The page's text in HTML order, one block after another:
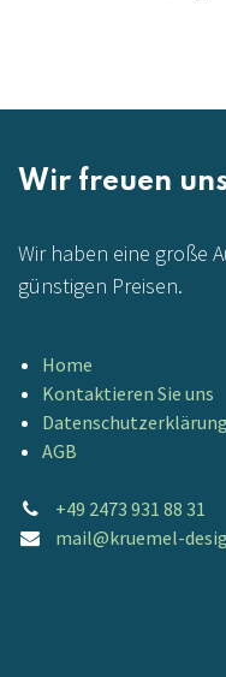
Wir freuen
Wir haben eine große
günstigen Preisen.
Home
Kontaktieren Sie uns
Datenschutzerklärung
AGB
+49 2473 931 88 31
mail@kruemel-